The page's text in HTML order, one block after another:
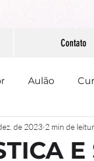
Contato
Aulão
PAAEB
de 2023 2 min de